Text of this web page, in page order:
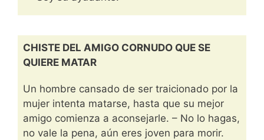
CHISTE DEL AMIGO CORNUDO QUE SE
QUIERE MATAR
Un hombre cansado de ser traicionado por la
mujer intenta matarse, hasta que su mejor
amigo comienza a aconsejarle. – No lo hagas,
no vale la pena, aún eres joven para morir.